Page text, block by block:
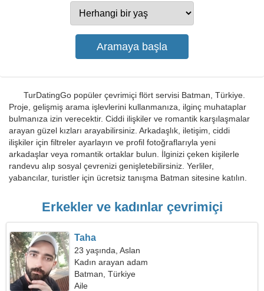
TurDatingGo popüler çevrimiçi flört servisi Batman, Türkiye.
Proje, gelişmiş arama işlevlerini kullanmanıza, ilginç muhataplar
bulmanıza izin verecektir. Ciddi ilişkiler ve romantik karşılaşmalar
arayan güzel kızları arayabilirsiniz. Arkadaşlık, iletişim, ciddi
ilişkiler için filtreler ayarlayın ve profil fotoğraflarıyla yeni
arkadaşlar veya romantik ortaklar bulun. İlginizi çeken kişilerle
randevu alıp sosyal çevrenizi genişletebilirsiniz. Yerliler,
yabancılar, turistler için ücretsiz tanışma Batman sitesine katılın.
Erkekler ve kadınlar çevrimiçi
Taha
23 yaşında, Aslan
Kadın arayan adam
Batman, Türkiye
Aile